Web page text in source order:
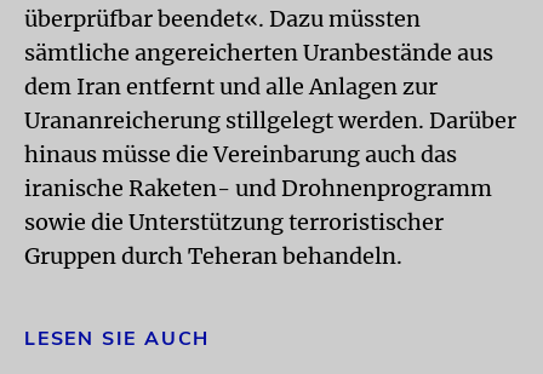
überprüfbar beendet«. Dazu müssten
sämtliche angereicherten Uranbestände aus
dem Iran entfernt und alle Anlagen zur
Urananreicherung stillgelegt werden. Darüber
hinaus müsse die Vereinbarung auch das
iranische Raketen- und Drohnenprogramm
sowie die Unterstützung terroristischer
Gruppen durch Teheran behandeln.
LESEN SIE AUCH